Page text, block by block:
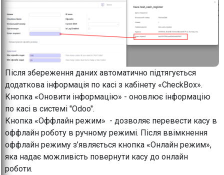
Після збереження даних автоматично підтягується
додаткова інформація по касі з кабінету «CheckBox».
Кнопка «Оновити інформацію» - оновлює інформацію
по касі в системі "Odoo".
Кнопка «Оффлайн режим» - дозволяє перевести касу в
оффлайн роботу в ручному режимі. Після ввімкнення
оффлайн режиму з’являється кнопка «Онлайн режим»,
яка надає можливість повернути касу до онлайн
роботи.